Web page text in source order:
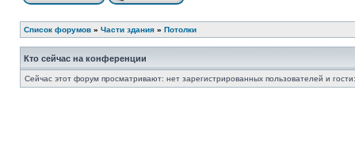
Список форумов » Части здания » Потолки
Кто сейчас на конференции
Сейчас этот форум просматривают: нет зарегистрированных пользователей и